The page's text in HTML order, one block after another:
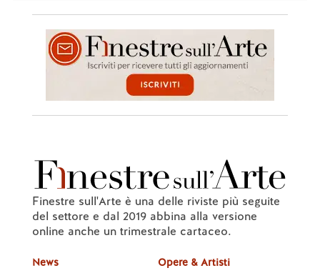
Finestre sull'Arte è una delle riviste più seguite
del settore e dal 2019 abbina alla versione
online anche un trimestrale cartaceo.
News
Opere & Artisti